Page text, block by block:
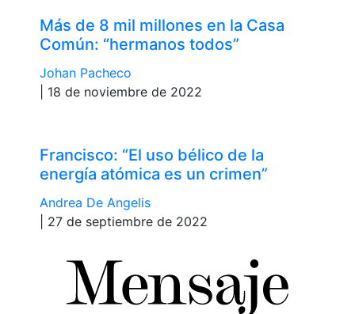
Más de 8 mil millones en la Casa
Común: “hermanos todos”
Johan Pacheco
| 18 de noviembre de 2022
Francisco: “El uso bélico de la
energía atómica es un crimen”
Andrea De Angelis
| 27 de septiembre de 2022